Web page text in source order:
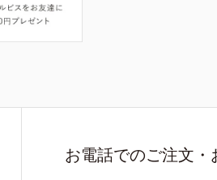
お電話でのご注文・